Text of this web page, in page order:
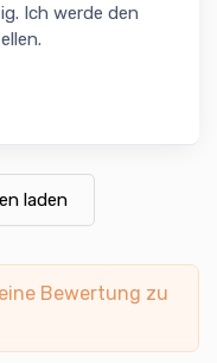
Ich werde den
laden
Bewertung zu